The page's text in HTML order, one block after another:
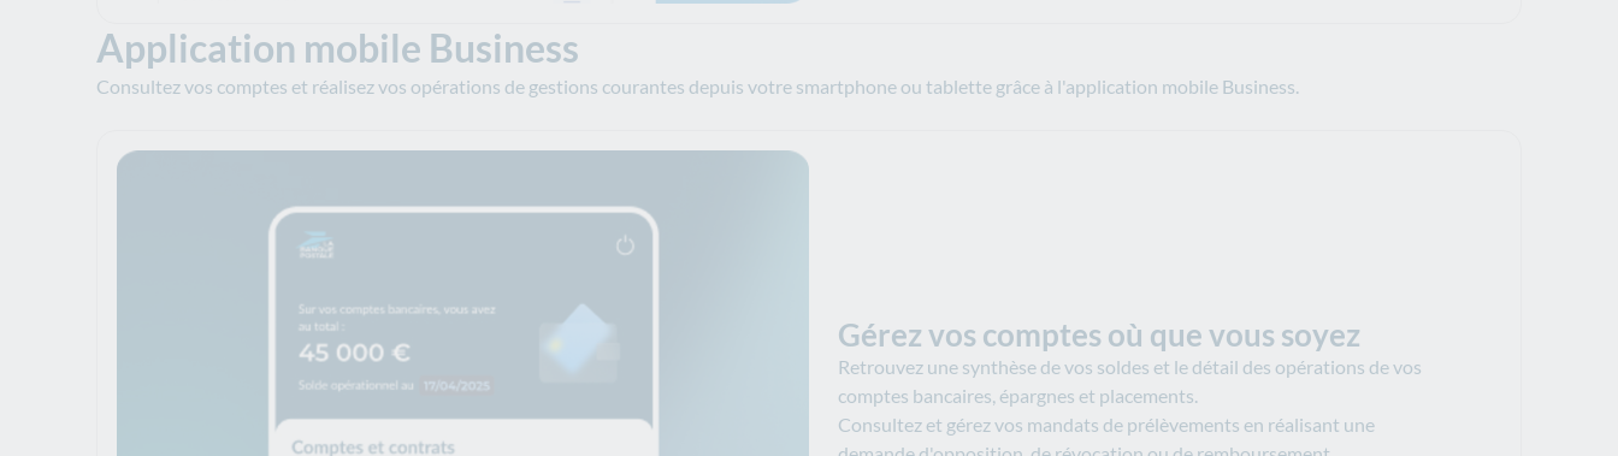
Application mobile Business
Consultez vos comptes et réalisez vos opérations de gestions courantes depuis votre smartphone ou tablette grâce à l'application mobile Business.
Gérez vos comptes où que vous soyez
Retrouvez une synthèse de vos soldes et le détail des opérations de vos
comptes bancaires, épargnes et placements.
Consultez et gérez vos mandats de prélèvements en réalisant une